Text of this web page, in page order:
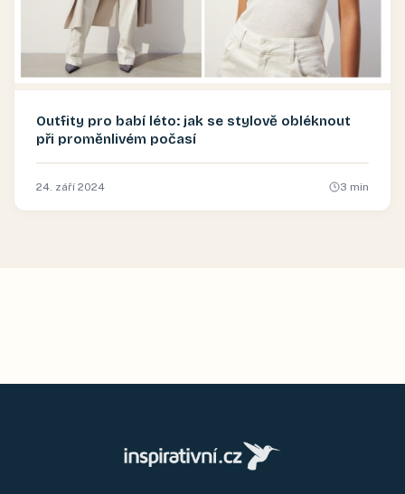
Outfity pro babí léto: jak se stylově obléknout
při proměnlivém počasí
24. září 2024 3 min